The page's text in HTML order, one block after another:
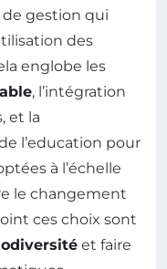
de gestion qui
des
englobe les
, l’intégration
et la
l’education pour
à l’échelle
le changement
ces choix sont
et faire